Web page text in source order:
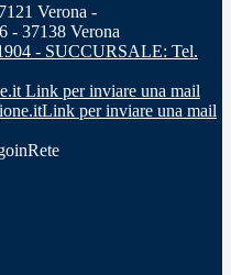
Verona -
- 37138 Verona
- SUCCURSALE: Tel.
Link per inviare una mail
Link per inviare una mail